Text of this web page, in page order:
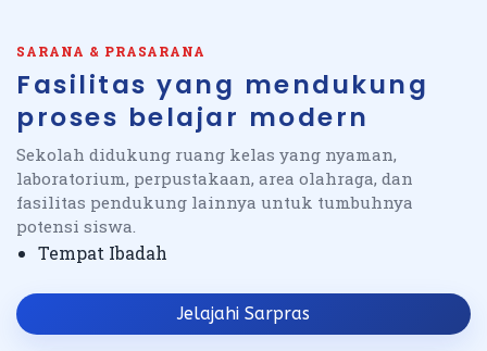
SARANA & PRASARANA
Fasilitas yang mendukung
proses belajar modern
Sekolah didukung ruang kelas yang nyaman,
laboratorium, perpustakaan, area olahraga, dan
fasilitas pendukung lainnya untuk tumbuhnya
potensi siswa.
Tempat Ibadah
Jelajahi Sarpras